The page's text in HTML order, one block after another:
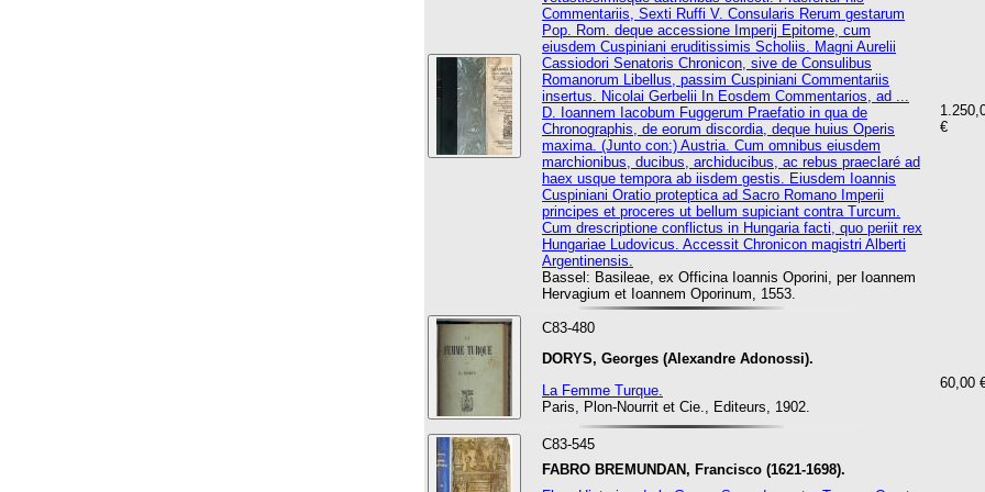
€
Commentariis, Sexti Ruffi V. Consularis Rerum gestarum
Pop. Rom. deque accessione Imperij Epitome, cum
eiusdem Cuspiniani eruditissimis Scholiis. Magni Aurelii
Cassiodori Senatoris Chronicon, sive de Consulibus
Romanorum Libellus, passim Cuspiniani Commentariis
insertus. Nicolai Gerbelii In Eosdem Commentarios, ad ...
D. Ioannem Iacobum Fuggerum Praefatio in qua de
Chronographis, de eorum discordia, deque huius Operis
maxima. (Junto con:) Austria. Cum omnibus eiusdem
marchionibus, ducibus, archiducibus, ac rebus praeclaré ad
haex usque tempora ab iisdem gestis. Eiusdem Ioannis
Cuspiniani Oratio proteptica ad Sacro Romano Imperii
principes et proceres ut bellum supiciant contra Turcum.
Cum drescriptione conflictus in Hungaria facti, quo periit rex
Hungariae Ludovicus. Accessit Chronicon magistri Alberti
Argentinensis.
Bassel: Basileae, ex Officina Ioannis Oporini, per Ioannem
Hervagium et Ioannem Oporinum, 1553.
C83-480
DORYS, Georges (Alexandre Adonossi).
60,00
La Femme Turque.
Paris, Plon-Nourrit et Cie., Editeurs, 1902.
C83-545
FABRO BREMUNDAN, Francisco (1621-1698).